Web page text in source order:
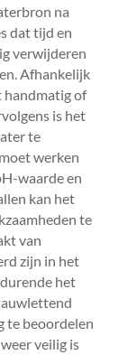
na
dat tijd en
verwijderen
Afhankelijk
handmatig of
is het
te
werken
waarde en
kan het
te
van
zijn in het
het
te beoordelen
veilig is